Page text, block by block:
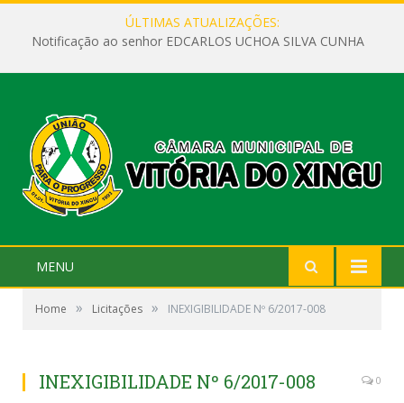
ÚLTIMAS ATUALIZAÇÕES:
Notificação ao senhor EDCARLOS UCHOA SILVA CUNHA
MENU
Home » Licitações » INEXIGIBILIDADE Nº 6/2017-008
INEXIGIBILIDADE Nº 6/2017-008 0